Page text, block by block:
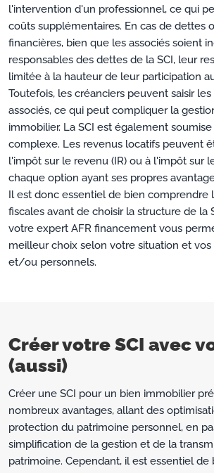
l'intervention d'un professionnel, ce qui
coûts supplémentaires. En cas de dettes
financières, bien que les associés soient
responsables des dettes de la SCI, leur
limitée à la hauteur de leur participation
Toutefois, les créanciers peuvent saisir
associés, ce qui peut compliquer la
immobilier. La SCI est également
complexe. Les revenus locatifs peuvent
l'impôt sur le revenu (IR) ou à l'impôt sur
chaque option ayant ses propres
Il est donc essentiel de bien comprendre
fiscales avant de choisir la structure de la
votre expert AFR financement vous
meilleur choix selon votre situation et
et/ou personnels.
Créer votre SCI avec
(aussi)
Créer une SCI pour un bien immobilier
nombreux avantages, allant des
protection du patrimoine personnel, en
simplification de la gestion et de la
patrimoine. Cependant, il est essentiel de